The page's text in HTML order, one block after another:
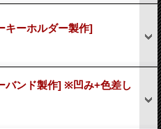
キーホルダー製作]
バンド製作] ※凹み+色差し